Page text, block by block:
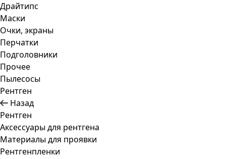
Драйтипс
Маски
Очки, экраны
Перчатки
Подголовники
Прочее
Пылесосы
Рентген
Назад
Рентген
Аксессуары для рентгена
Материалы для проявки
Рентгенпленки